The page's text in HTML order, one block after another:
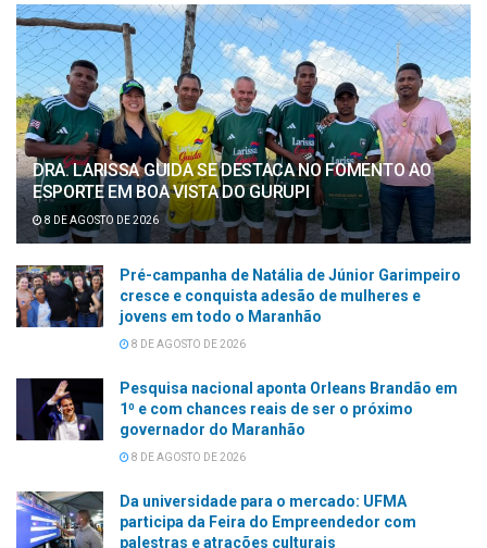
DRA. LARISSA GUIDA SE DESTACA NO FOMENTO AO
ESPORTE EM BOA VISTA DO GURUPI
8 DE AGOSTO DE 2026
Pré-campanha de Natália de Júnior Garimpeiro
cresce e conquista adesão de mulheres e
jovens em todo o Maranhão
8 DE AGOSTO DE 2026
Pesquisa nacional aponta Orleans Brandão em
1⁰ e com chances reais de ser o próximo
governador do Maranhão
8 DE AGOSTO DE 2026
Da universidade para o mercado: UFMA
participa da Feira do Empreendedor com
palestras e atrações culturais